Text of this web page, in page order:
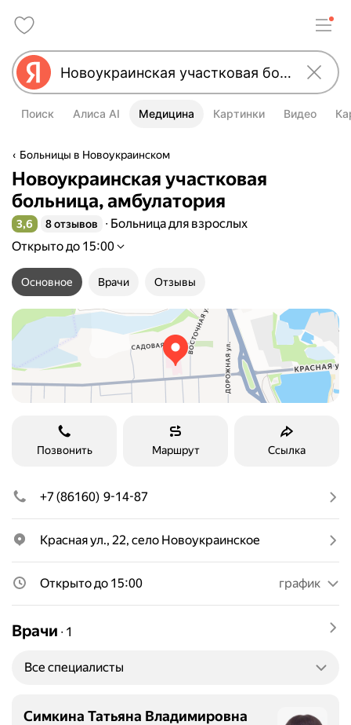
Поиск Алиса AI Медицина Картинки Видео
Больницы в Новоукраинском
Новоукраинская участковая
больница, амбулатория
Рейтинг 3,6 из 5
3,6 8 отзывов
Больница для взрослых
Открыто до 15:00
Основное Врачи Отзывы
Позвонить Маршрут Ссылка
+7 (86160) 9-14-87
Красная ул., 22, село Новоукраинское
Открыто до 15:00 график
Врачи ∙ 1
Все специалисты
Симкина Татьяна Владимировна